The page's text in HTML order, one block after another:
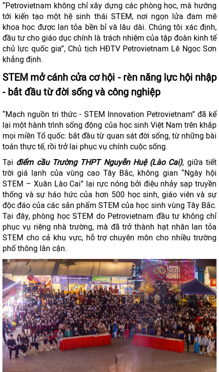
“Petrovietnam không chỉ xây dựng các phòng học, mà hướng
tới kiến tạo một hệ sinh thái STEM, nơi ngọn lửa đam mê
khoa học được lan tỏa bền bỉ và lâu dài. Chúng tôi xác định,
đầu tư cho giáo dục chính là trách nhiệm của tập đoàn kinh tế
chủ lực quốc gia”, Chủ tịch HĐTV Petrovietnam Lê Ngọc Sơn
khẳng định.
STEM mở cánh cửa cơ hội - rèn năng lực hội nhập
- bắt đầu từ đời sống và công nghiệp
“Mạch nguồn tri thức - STEM Innovation Petrovietnam” đã kể
lại một hành trình sống động của học sinh Việt Nam trên khắp
mọi miền Tổ quốc: bắt đầu từ quan sát đời sống, từ những bài
toán thực tế, rồi trở lại phục vụ chính cuộc sống.
Tại điểm cầu Trường THPT Nguyễn Huệ (Lào Cai), giữa tiết
trời giá lạnh của vùng cao Tây Bắc, không gian “Ngày hội
STEM – Xuân Lào Cai” lại rực nóng bởi điệu nhảy sạp truyền
thống và sự háo hức của hơn 500 học sinh, giáo viên và sự
độc đáo của các sản phẩm STEM của học sinh vùng Tây Bắc.
Tại đây, phòng học STEM do Petrovietnam đầu tư không chỉ
phục vụ riêng nhà trường, mà đã trở thành hạt nhân lan tỏa
STEM cho cả khu vực, hỗ trợ chuyên môn cho nhiều trường
phổ thông lân cận.